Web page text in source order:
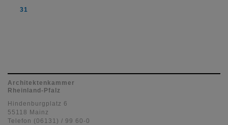
31
Architektenkammer
Rheinland-Pfalz
Hindenburgplatz 6
55118 Mainz
Telefon (06131) / 99 60-0